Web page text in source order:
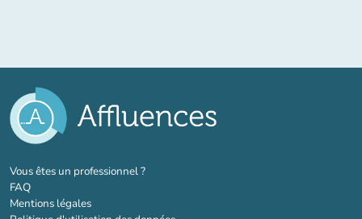
Vous êtes un professionnel ?(nouvel onglet)
FAQ
Mentions légales